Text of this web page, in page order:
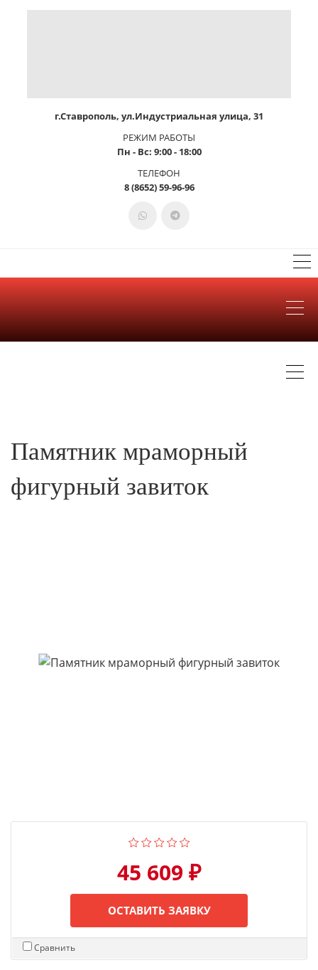
г.Ставрополь, ул.Индустриальная улица, 31
РЕЖИМ РАБОТЫ
Пн - Вс: 9:00 - 18:00
ТЕЛЕФОН
8 (8652) 59-96-96
Памятник мраморный
фигурный завиток
45 609 ₽
ОСТАВИТЬ ЗАЯВКУ
Сравнить